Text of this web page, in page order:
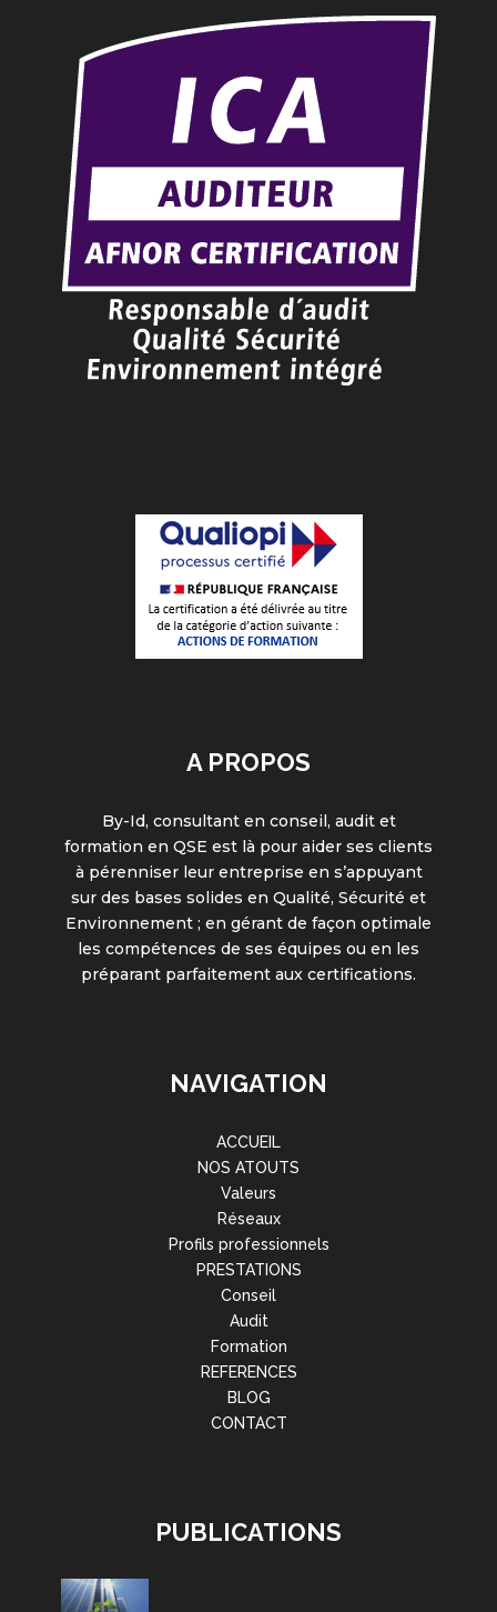
A PROPOS
By-Id, consultant en conseil, audit et
formation en QSE est là pour aider ses clients
à pérenniser leur entreprise en s’appuyant
sur des bases solides en Qualité, Sécurité et
Environnement ; en gérant de façon optimale
les compétences de ses équipes ou en les
préparant parfaitement aux certifications.
NAVIGATION
ACCUEIL
NOS ATOUTS
Valeurs
Réseaux
Profils professionnels
PRESTATIONS
Conseil
Audit
Formation
REFERENCES
BLOG
CONTACT
PUBLICATIONS